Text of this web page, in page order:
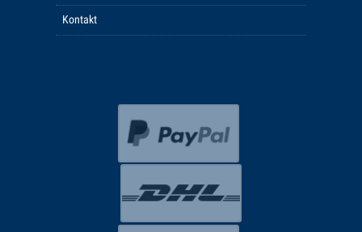
Kontakt